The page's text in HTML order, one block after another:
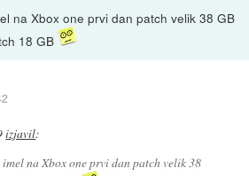
na Xbox one prvi dan patch velik 38 GB
18 GB
izjavil:
na Xbox one prvi dan patch velik 38